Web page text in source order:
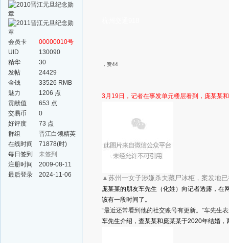
会员卡
00000010号
UID
130090
精华
30
发帖
24429
金钱
33526 RMB
魅力
1206 点
贡献值
653 点
交易币
0
好评度
73 点
群组
晋江白领精英
群
在线时间
71878(时)
每日签到
未签到
注册时间
2009-08-11
最后登录
2024-11-06
，赞44
3月19日， 记者在事发单元楼层看到，庞某某
▲苏州一女子涉嫌杀夫藏尸冰柜，案发地
庞某某的朋友车先生（化姓）向记者透露，在
该有一段时间了。
“最近还常看到他的社交账号有更新。”车先生
车先生介绍，查某某和庞某某于2020年结婚